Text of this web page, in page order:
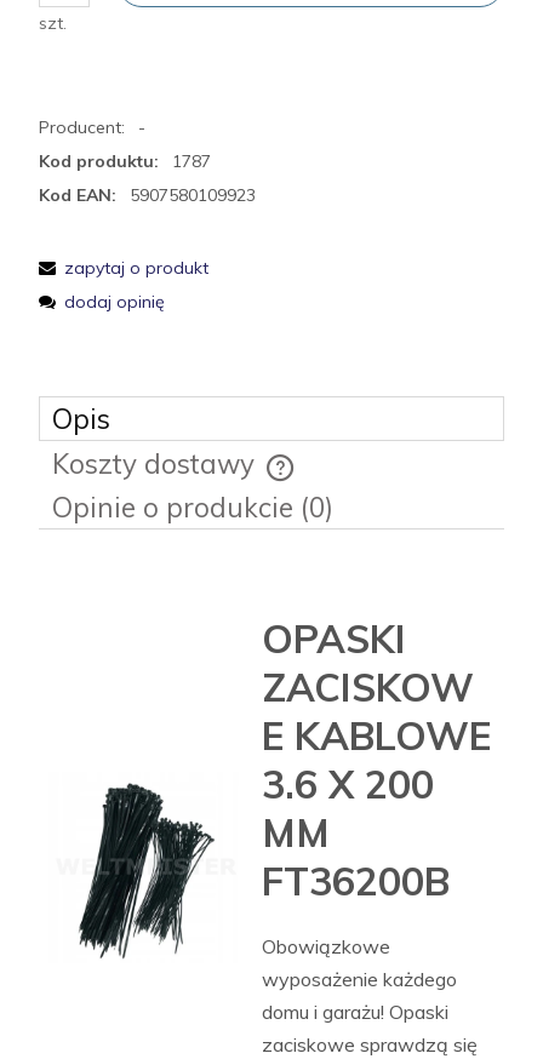
szt.
Producent:
-
Kod produktu:
1787
Kod EAN:
5907580109923
zapytaj o produkt
dodaj opinię
Opis
Koszty dostawy
Cena nie zawiera ewentualnych kosztów płatności
Opinie o produkcie (0)
OPASKI
ZACISKOW
E KABLOWE
3.6 X 200
MM
FT36200B
Obowiązkowe
wyposażenie każdego
domu i garażu! Opaski
zaciskowe sprawdzą się